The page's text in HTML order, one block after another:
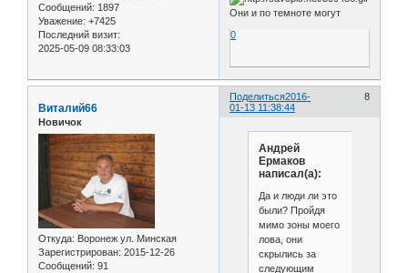
Сообщений: 1897
Уважение: +7425
Последний визит:
2025-05-09 08:33:03
Они и по темноте могут
0
Поделиться 8
2016-
01-13 11:38:44
Виталий66
Новичок
Откуда: Воронеж ул. Минская
Зарегистрирован: 2015-12-26
Сообщений: 91
Андрей
Ермаков
написал(а):
Да и люди ли это
были? Пройдя
мимо зоны моего
лова, они
скрылись за
следующим